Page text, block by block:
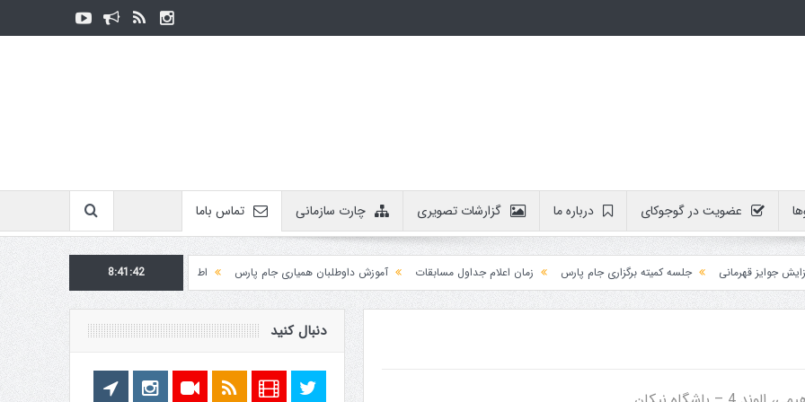
عضویت در گوجوکای درباره ما گزارشات تصویری چارت سازمانی تماس باما
قهرمانی جلسه کمیته برگزاری جام پارس زمان اعلام جداول مسابقات آموزش داوطلبان همیاری جام پارس
اطلاعیه روابط عمومی در مورد برگزاری مسابقات
8:41:42
دنبال کنید